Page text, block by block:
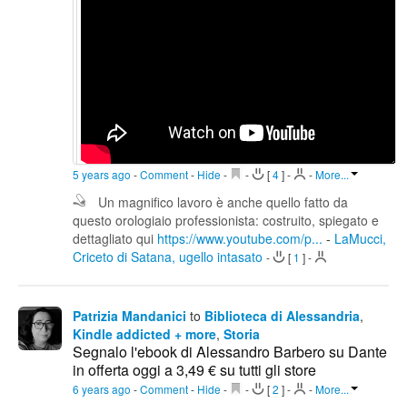
5 years ago -Comment- Hide - - [4]- -More...
Un magnifico lavoro è anche quello fatto da
questo orologiaio professionista: costruito, spiegato e
dettagliato qui https://www.youtube.com/p... - LaMucci,
Criceto di Satana, ugello intasato - [ 1 ]-
Patrizia Mandanici to Biblioteca di Alessandria,
Kindle addicted + more, Storia
Segnalo l'ebook di Alessandro Barbero su Dante
in offerta oggi a 3,49 € su tutti gli store
6 years ago -Comment- Hide - - [2 ]- -More...